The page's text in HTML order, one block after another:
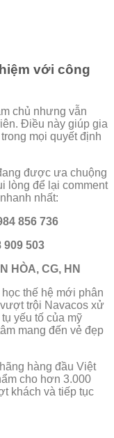
với công
chủ nhưng vẫn
Điều này giúp gia
mọi quyết định
được ưa chuộng
lòng để lại comment
nhất:
856 736
503
HÒA, CG, HN
thế hệ mới phân
trội Navacos xử
yếu tố của mỹ
mang đến vẻ đẹp
hàng đầu Việt
cho hơn 3.000
khách và tiếp tục